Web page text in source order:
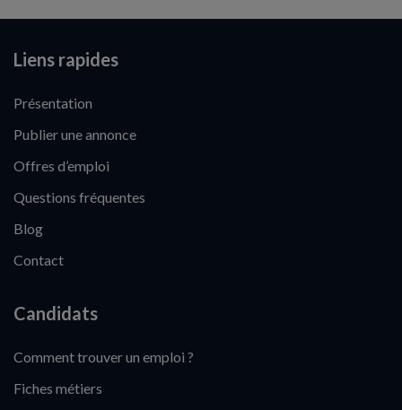
Liens rapides
Présentation
Publier une annonce
Offres d’emploi
Questions fréquentes
Blog
Contact
Candidats
Comment trouver un emploi ?
Fiches métiers